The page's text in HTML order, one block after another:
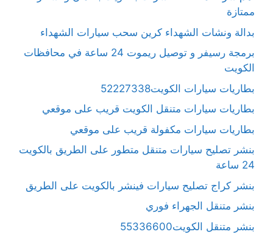
ممتازة
بدالة ونشات الشهداء كرين سحب سيارات الشهداء
برمجة رسيفر و توصيل ريموت 24 ساعة في محافظات
الكويت
بطاريات سيارات الكويت52227338
بطاريات سيارات متنقل الكويت قريب على موقعي
بطاريات سيارات مكفولة قريب على موقعي
بنشر تصليح سيارات متنقل متطور على الطريق بالكويت
24 ساعة
بنشر كراج تصليح سيارات فينشر بالكويت على الطريق
بنشر متنقل الجهراء فوري
بنشر متنقل الكويت55336600